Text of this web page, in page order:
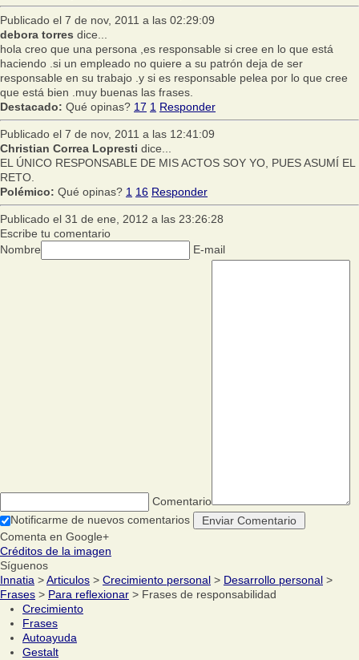
Publicado el 7 de nov, 2011 a las 02:29:09
debora torres dice...
hola creo que una persona ,es responsable si cree en lo que está
haciendo .si un empleado no quiere a su patrón deja de ser
responsable en su trabajo .y si es responsable pelea por lo que cree
que está bien .muy buenas las frases.
Destacado: Qué opinas? 17 1 Responder
Publicado el 7 de nov, 2011 a las 12:41:09
Christian Correa Lopresti dice...
EL ÚNICO RESPONSABLE DE MIS ACTOS SOY YO, PUES ASUMÍ EL
RETO.
Polémico: Qué opinas? 1 16 Responder
Publicado el 31 de ene, 2012 a las 23:26:28
Escribe tu comentario
Nombre
E-mail
Comentario
Notificarme de nuevos comentarios
Comenta en Google+
Créditos de la imagen
Síguenos
Innatia >Articulos > Crecimiento personal > Desarrollo personal >
Frases > Para reflexionar > Frases de responsabilidad
Crecimiento
Frases
Autoayuda
Gestalt